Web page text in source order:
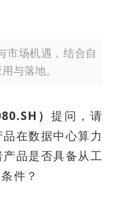
市场机遇，结合自
与落地。
） 提问，请
在数据中心算力
品是否具备从工
件？